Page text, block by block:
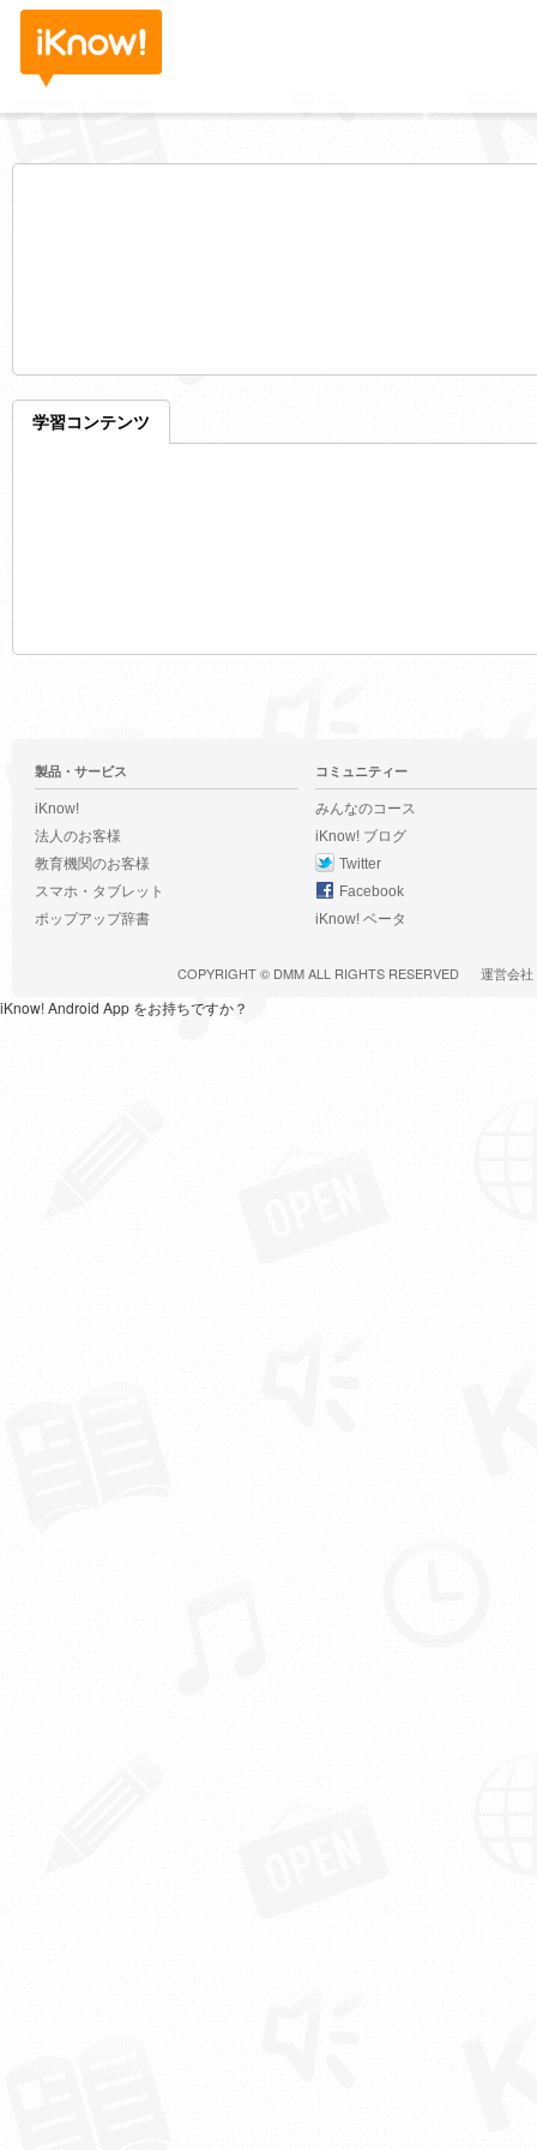
学習コンテンツ
製品・サービス
iKnow!
法人のお客様
教育機関のお客様
スマホ・タブレット
ポップアップ辞書
コミュニティー
みんなのコース
iKnow! ブログ
Twitter
Facebook
iKnow! ベータ
COPYRIGHT © DMMALL RIGHTS RESERVED 運営会社
iKnow! Android App をお持ちですか？